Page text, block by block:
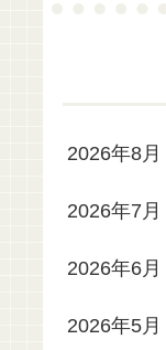
2026年8月
2026年7月
2026年6月
2026年5月